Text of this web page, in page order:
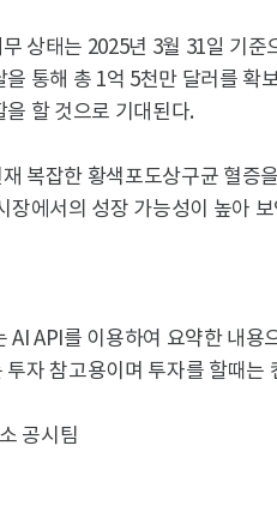
상태는 2025년 3월 31일 기
을 통해 총 1억 5천만 달러를 확
을 할 것으로 기대된다.
복잡한 황색포도상구균 혈증
장에서의 성장 가능성이 높아
AI API를 이용하여 요약한 내용
투자 참고용이며 투자를 할때
공시팀